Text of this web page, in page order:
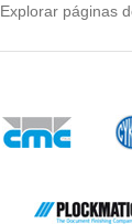
Explorar páginas